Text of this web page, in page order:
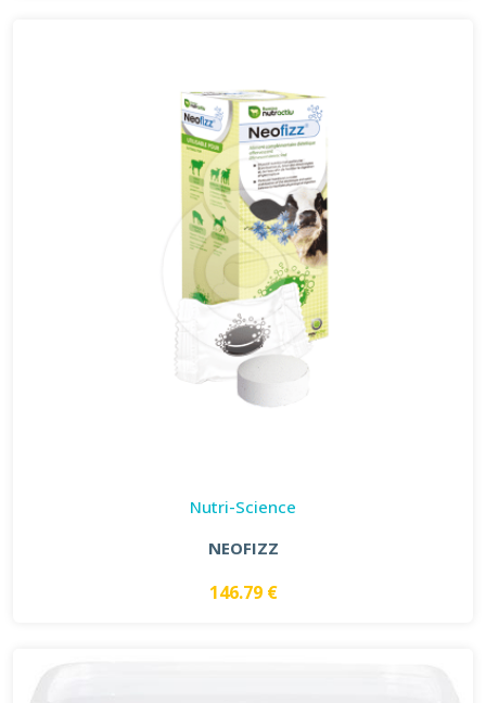
Nutri-Science
NEOFIZZ
146.79 €